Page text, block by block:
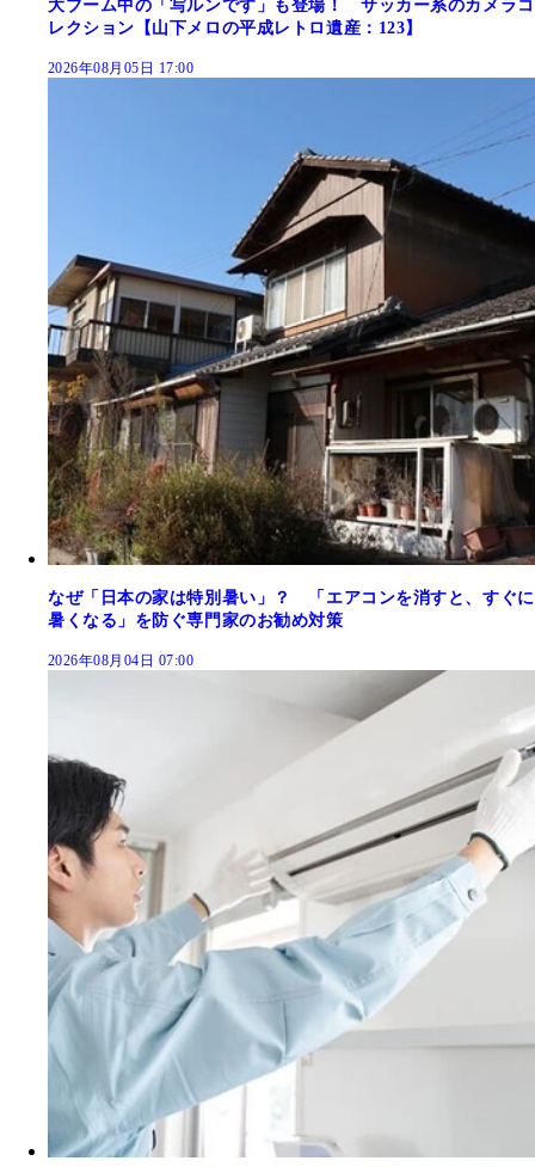
大ブーム中の「写ルンです」も登場！ サッカー系のカメラコ
レクション【山下メロの平成レトロ遺産：123】
2026年08月05日 17:00
なぜ「日本の家は特別暑い」？ 「エアコンを消すと、すぐに
暑くなる」を防ぐ専門家のお勧め対策
2026年08月04日 07:00